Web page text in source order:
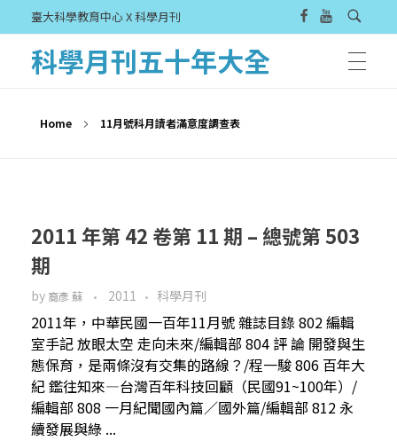
臺大科學教育中心 X 科學月刊
科學月刊五十年大全
Home 11月號科月讀者滿意度調查表
2011 年第 42 卷第 11 期 – 總號第 503
期
by 裔彥 蘇 2011 科學月刊
2011年，中華民國一百年11月號 雜誌目錄 802 編輯
室手記 放眼太空 走向未來/編輯部 804 評 論 開發與生
態保育，是兩條沒有交集的路線？/程一駿 806 百年大
紀 鑑往知來—台灣百年科技回顧（民國91~100年）/
編輯部 808 一月紀聞國內篇／國外篇/編輯部 812 永
續發展與綠 ...